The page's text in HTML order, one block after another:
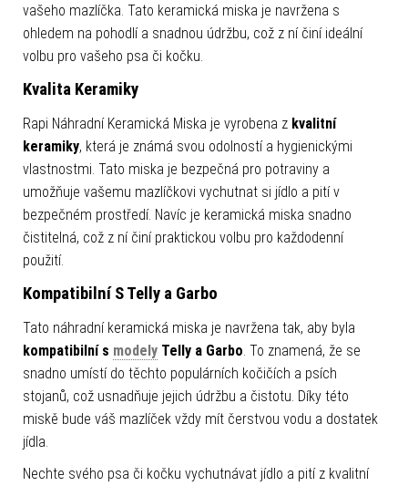
vašeho mazlíčka. Tato keramická miska je navržena s
ohledem na pohodlí a snadnou údržbu, což z ní činí ideální
volbu pro vašeho psa či kočku.
Kvalita Keramiky
Rapi Náhradní Keramická Miska je vyrobena z kvalitní
keramiky, která je známá svou odolností a hygienickými
vlastnostmi. Tato miska je bezpečná pro potraviny a
umožňuje vašemu mazlíčkovi vychutnat si jídlo a pití v
bezpečném prostředí. Navíc je keramická miska snadno
čistitelná, což z ní činí praktickou volbu pro každodenní
použití.
Kompatibilní S Telly a Garbo
Tato náhradní keramická miska je navržena tak, aby byla
kompatibilní s modely Telly a Garbo. To znamená, že se
snadno umístí do těchto populárních kočičích a psích
stojanů, což usnadňuje jejich údržbu a čistotu. Díky této
miskě bude váš mazlíček vždy mít čerstvou vodu a dostatek
jídla.
Nechte svého psa či kočku vychutnávat jídlo a pití z kvalitní